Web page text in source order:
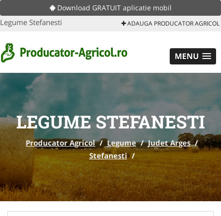
Download GRATUIT aplicatie mobil
Legume Stefanesti ADAUGA PRODUCATOR AGRICOL
MENU
LEGUME STEFANESTI
Producator Agricol / Legume / Judet Arges /
Stefanesti /